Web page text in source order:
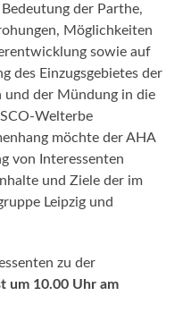
der Parthe,
Möglichkeiten
sowie auf
des Einzugsgebietes der
und der Mündung in die
Welterbe
möchte der AHA
von Interessenten
und Ziele der im
Leipzig und
zu der
um 10.00 Uhr am